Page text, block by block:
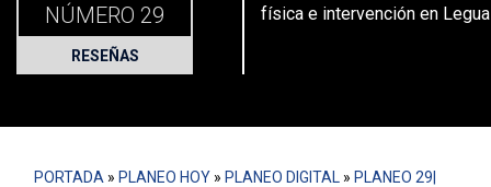
NÚMERO 29
RESEÑAS
física e intervención en
PORTADA » PLANEO HOY » PLANEO DIGITAL » PLANEO 29|